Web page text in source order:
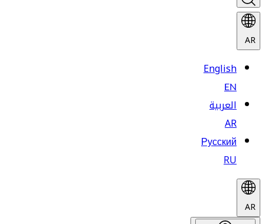
AR
English
EN
العربية
AR
Русский
RU
AR